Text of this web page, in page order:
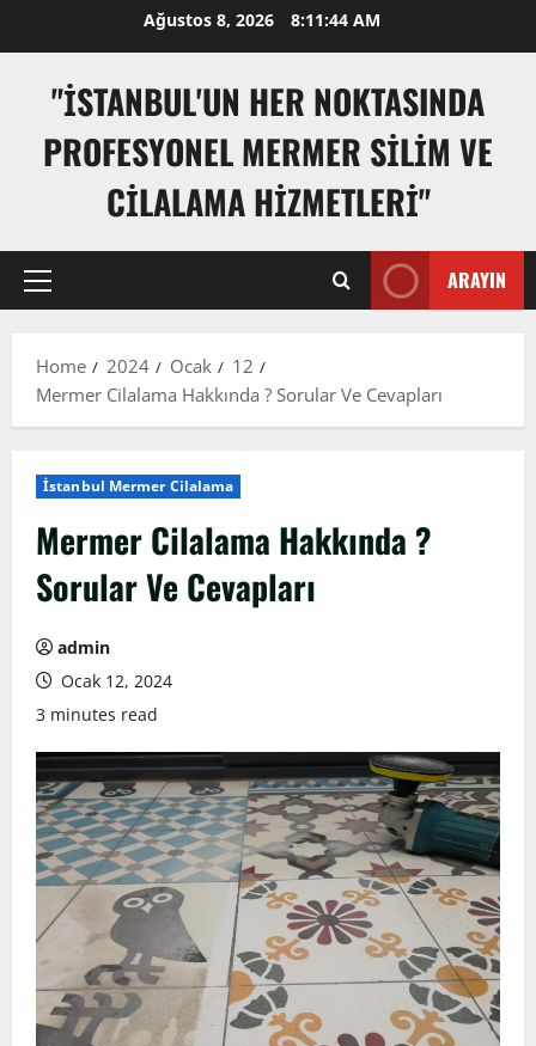
Ağustos 8, 2026 8:11:45 AM
"İSTANBUL'UN HER NOKTASINDA
PROFESYONEL MERMER SILIM VE
CILALAMA HIZMETLERI"
Primary
ARAYIN
Home 2024 Ocak
12
Mermer Cilalama Hakkında ? Sorular Ve Cevapları
İstanbul Mermer Cilalama
Mermer Cilalama Hakkında ?
Sorular Ve Cevapları
admin
Ocak 12, 2024
3 minutes read